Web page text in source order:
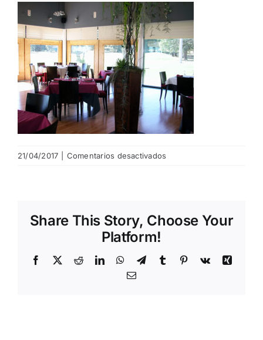
NOTICIAS
HAZTE SOCIO
OFERTAS
21/04/2017 Comentarios desactivados
Share This Story, Choose Your
Platform!
Facebook
X RedditLinkedInWhatsApp
TelegramTumblr Pinterest
Vk
Xing
Email